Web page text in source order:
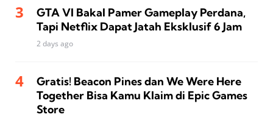
GTA VI Bakal Pamer Gameplay Perdana,
Tapi Netflix Dapat Jatah Eksklusif 6 Jam
2 days ago
Gratis! Beacon Pines dan We Were Here
Together Bisa Kamu Klaim di Epic Games
Store